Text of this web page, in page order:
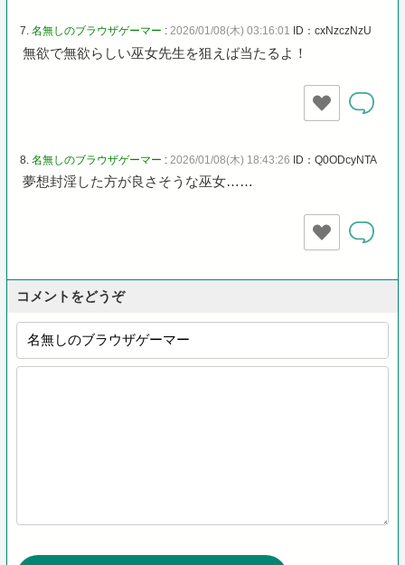
7. 名無しのブラウザゲーマー : 2026/01/08(木) 03:16:01 ID：cxNzczNzU
無欲で無欲らしい巫女先生を狙えば当たるよ！
8. 名無しのブラウザゲーマー : 2026/01/08(木) 18:43:26 ID：Q0ODcyNTA
夢想封淫した方が良さそうな巫女……
コメントをどうぞ